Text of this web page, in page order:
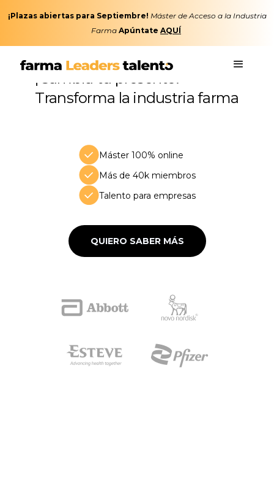
¡Plazas abiertas para Septiembre! Máster de Acceso a la Industria
Farma Apúntate AQUÍ
¡Cambia tu presente!
Transforma la industria farma
Máster 100% online
Más de 40k miembros
Talento para empresas
QUIERO SABER MÁS